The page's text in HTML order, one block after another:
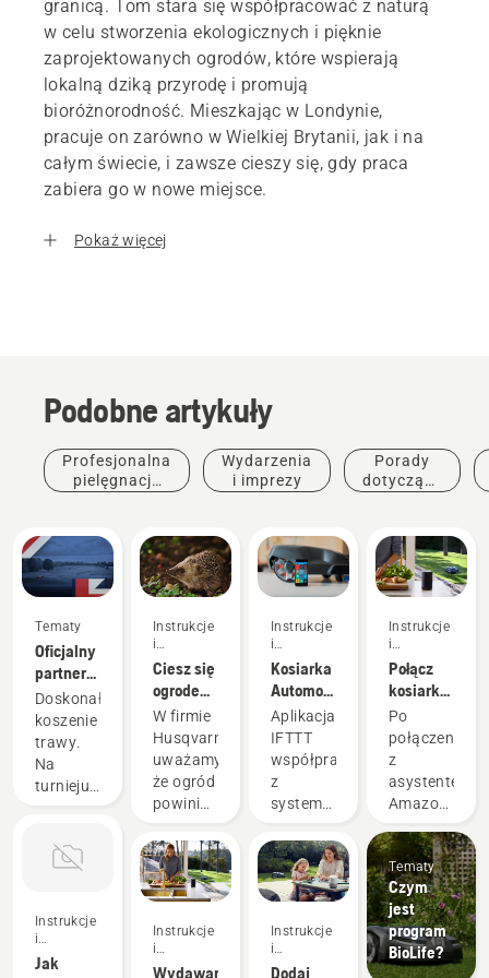
granicą. Tom stara się współpracować z naturą
w celu stworzenia ekologicznych i pięknie
zaprojektowanych ogrodów, które wspierają
lokalną dziką przyrodę i promują
bioróżnorodność. Mieszkając w Londynie,
pracuje on zarówno w Wielkiej Brytanii, jak i na
całym świecie, i zawsze cieszy się, gdy praca
zabiera go w nowe miejsce.
Pokaż więcej
Podobne artykuły
Profesjonalna
pielęgnacja
Wydarzenia
i imprezy
Porady
dotyczące
Tematy
Oficjalny
partner
turnieju
DP World
Tour w
zakresie
robotów
Doskonałe
koszenie
trawy.
Na
turnieju i
Instrukcje
i
przewodniki
Jak
Instrukcje
i
przewodniki
Ciesz się
ogrodem
przyjaznym
jeżom
W firmie
Husqvarna
uważamy,
że ogród
powinien
piękną
przestrzenią,
z której
się z
przyjemnością.
Instrukcje
i
przewodniki
Wydawanie
Instrukcje
i
przewodniki
Kosiarka
Automower®
i IFTTT
Aplikacja
IFTTT
współpracuje
z
systemem
wersji
10.0 lub
nowszej
Android
w wersji
Instrukcje
i
przewodniki
Dodaj
Instrukcje
i
przewodniki
Połącz
kosiarkę
Automower®
z
asystentem
Amazon
Alexa
Po
połączeniu
z
asystentem
Amazon
Twój
robot
koszący
Automower®
staje się
naturalną
Tematy
Czym
jest
program
BioLife?